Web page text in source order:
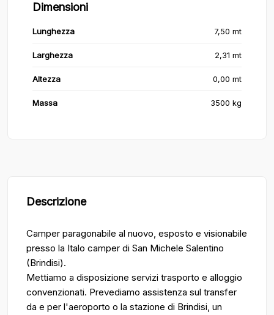
Dimensioni
Lunghezza 7,50 mt
Larghezza 2,31 mt
Altezza 0,00 mt
Massa 3500 kg
Descrizione
Camper paragonabile al nuovo, esposto e visionabile
presso la Italo camper di San Michele Salentino
(Brindisi).
Mettiamo a disposizione servizi trasporto e alloggio
convenzionati. Prevediamo assistenza sul transfer
da e per l'aeroporto o la stazione di Brindisi, un